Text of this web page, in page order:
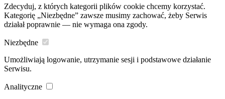
Zdecyduj, z których kategorii plików cookie chcemy korzystać.
Kategorię „Niezbędne” zawsze musimy zachować, żeby Serwis
działał poprawnie — nie wymaga ona zgody.
Niezbędne
Umożliwiają logowanie, utrzymanie sesji i podstawowe działanie
Serwisu.
Analityczne